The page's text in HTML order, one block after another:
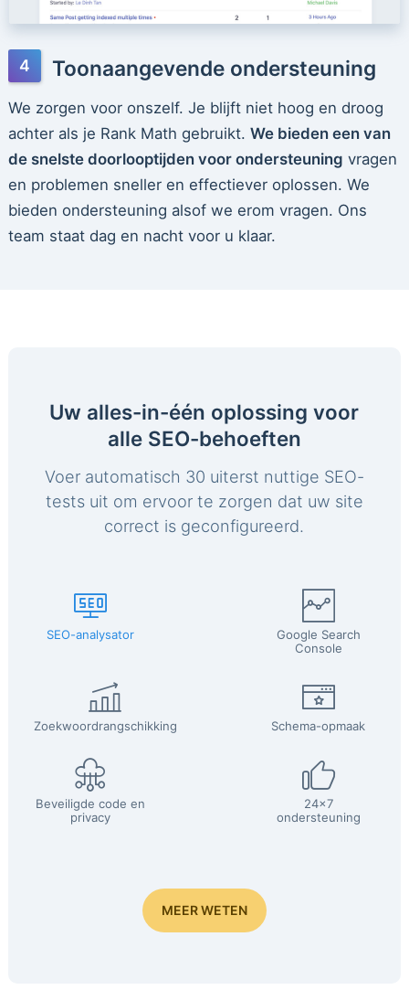
Toonaangevende ondersteuning
We zorgen voor onszelf. Je blijft niet hoog en droog
achter als je Rank Math gebruikt. We bieden een van
de snelste doorlooptijden voor ondersteuning vragen
en problemen sneller en effectiever oplossen. We
bieden ondersteuning alsof we erom vragen. Ons
team staat dag en nacht voor u klaar.
Uw alles-in-één oplossing voor
alle SEO-behoeften
Voer automatisch 30 uiterst nuttige SEO-
tests uit om ervoor te zorgen dat uw site
correct is geconfigureerd.
SEO-analysator
Google Search
Console
Zoekwoordrangschikking Schema-opmaak
Beveiligde code en
privacy
24x7
ondersteuning
MEER WETEN